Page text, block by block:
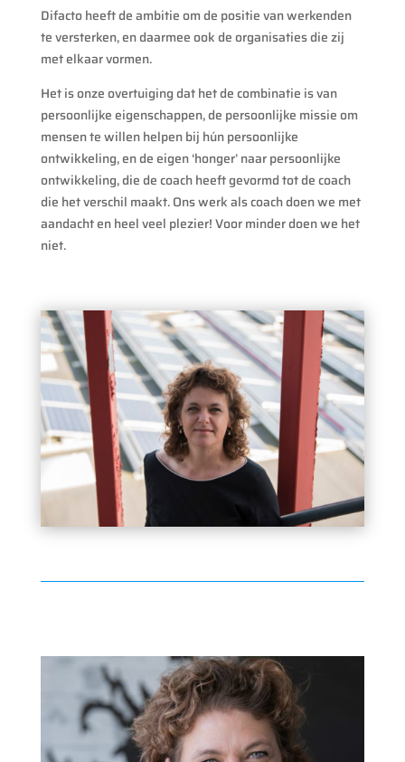
Difacto heeft de ambitie om de positie van werkenden
te versterken, en daarmee ook de organisaties die zij
met elkaar vormen.
Het is onze overtuiging dat het de combinatie is van
persoonlijke eigenschappen, de persoonlijke missie om
mensen te willen helpen bij hún persoonlijke
ontwikkeling, en de eigen ‘honger’ naar persoonlijke
ontwikkeling, die de coach heeft gevormd tot de coach
die het verschil maakt. Ons werk als coach doen we met
aandacht en heel veel plezier! Voor minder doen we het
niet.